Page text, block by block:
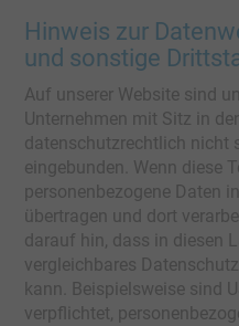
Hinweis zur
und sonstige
Auf unserer Website sind
Unternehmen mit Sitz in
datenschutzrechtlich nicht
eingebunden. Wenn diese
personenbezogene Daten
übertragen und dort
darauf hin, dass in diesen
vergleichbares
kann. Beispielsweise sind
verpflichtet,